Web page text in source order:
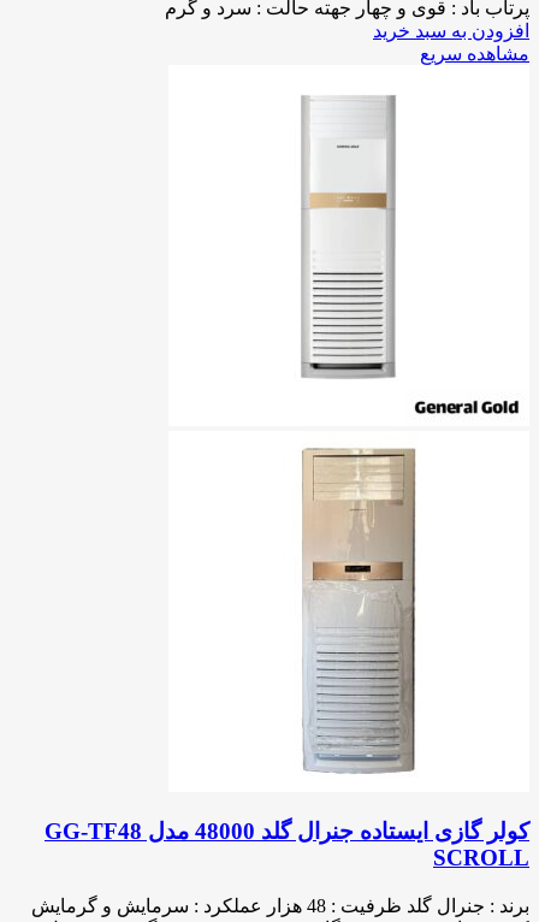
پرتاب باد : قوی و چهار جهته حالت : سرد و گرم
افزودن به سبد خرید
مشاهده سریع
کولر گازی ایستاده جنرال گلد 48000 مدل GG-TF48
SCROLL
برند : جنرال گلد ظرفیت : 48 هزار عملکرد : سرمایش و گرمایش